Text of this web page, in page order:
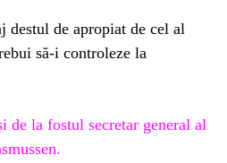
destul de apropiat de cel al
să-i controleze la
de la fostul secretar general al